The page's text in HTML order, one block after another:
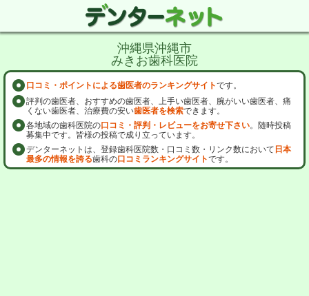
沖縄県沖縄市
みきお歯科医院
口コミ・ポイントによる歯医者のランキングサイトです。
評判の歯医者、おすすめの歯医者、上手い歯医者、腕がいい歯医者、痛
くない歯医者、治療費の安い歯医者を検索できます。
各地域の歯科医院の口コミ・評判・レビューをお寄せ下さい。随時投稿
募集中です。皆様の投稿で成り立っています。
デンターネットは、登録歯科医院数・口コミ数・リンク数において 日本
最多の情報を誇る歯科の口コミランキングサイトです。